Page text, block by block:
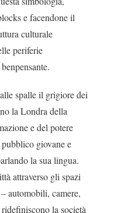
e facendone il
culturale
pe­riferie
spalle il grigiore dei
la Londra della
e del potere
giovane e
la sua lingua.
attraverso gli spazi
automobili, camere,
la società